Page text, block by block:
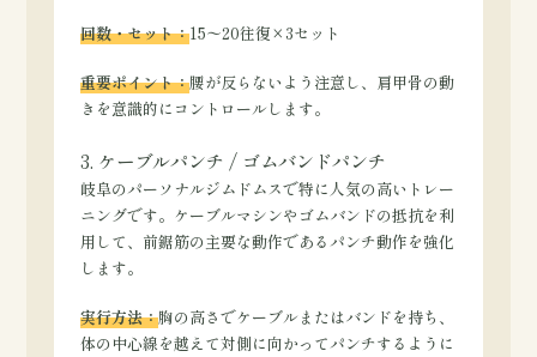
回数・セット：15〜20往復×3セット
重要ポイント：腰が反らないよう注意し、肩甲骨の動
きを意識的にコントロールします。
3. ケーブルパンチ / ゴムバンドパンチ
岐阜のパーソナルジムドムスで特に人気の高いトレー
ニングです。ケーブルマシンやゴムバンドの抵抗を利
用して、前鋸筋の主要な動作であるパンチ動作を強化
します。
実行方法：胸の高さでケーブルまたはバンドを持ち、
体の中心線を越えて対側に向かってパンチするように